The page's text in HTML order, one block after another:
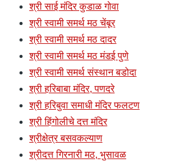
श्री साई मंदिर कुडाळ गोवा
श्री स्वामी समर्थ मठ चेंबूर
श्री स्वामी समर्थ मठ दादर
श्री स्वामी समर्थ मठ मंडई पुणे
श्री स्वामी समर्थ संस्थान बडोदा
श्री हरिबाबा मंदिर, पणदरे
श्री हरिबुवा समाधी मंदिर फलटण
श्री हिंगोलीचे दत्त मंदिर
श्रीक्षेत्र बसवकल्याण
श्रीदत्त गिरनारी मठ, भुसावळ